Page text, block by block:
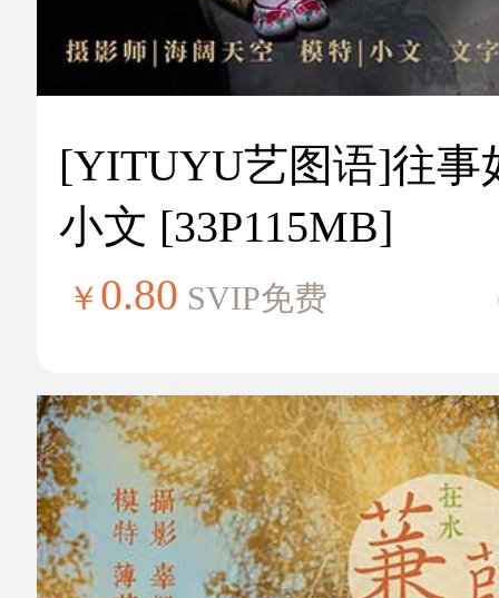
[YITUYU艺图语]往事
小文 [33P115MB]
￥ 0.80 SVIP免费